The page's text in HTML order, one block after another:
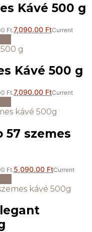
Kávé 500 g
Ft.7,090.00 FtCurrent
Kávé 500 g
Ft.7,090.00 FtCurrent
57 szemes
Ft.5,090.00 FtCurrent